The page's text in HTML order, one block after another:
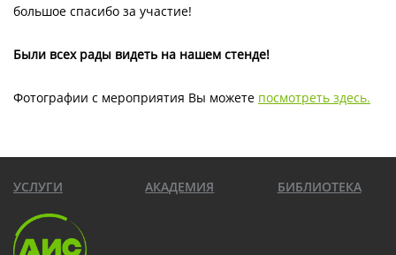
большое спасибо за участие!
Были всех рады видеть на нашем стенде!
Фотографии с мероприятия Вы можете посмотреть здесь.
УСЛУГИ АКАДЕМИЯ БИБЛИОТЕКА